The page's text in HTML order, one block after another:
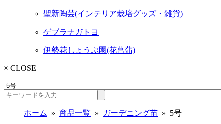
聖新陶芸(インテリア栽培グッズ・雑貨)
ゲブラナガトヨ
伊勢花しょうぶ園(花菖蒲)
× CLOSE
ホーム 商品一覧 ガーデニング苗 5号